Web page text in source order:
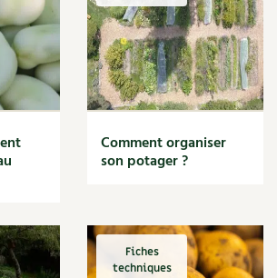
Comment organiser
son potager ?
Fiches
techniques